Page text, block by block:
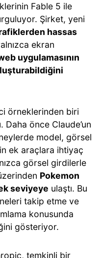
Fable 5 ile
Şirket, yeni
hassas
ekran
uygulamasının
örneklerinden biri
Daha önce Claude’un
model, görsel
ek araçlara ihtiyaç
görsel girdilerle
Pokemon
seviyeye ulaştı. Bu
takip etme ve
konusunda
gösteriyor.
temkinli bir